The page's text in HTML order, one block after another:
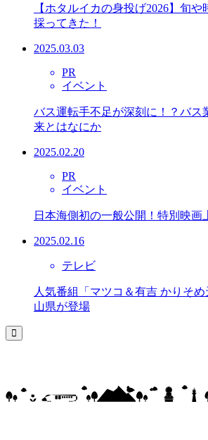
【ホタルイカの身投げ2026】旬
採ってきた！
2025.03.03
PR
イベント
バス運転手不足が深刻に！？バス
来とはなにか
2025.02.20
PR
イベント
日本海側初の一般公開！特別映画
2025.02.16
テレビ
人気番組「マツコ＆有吉 かりそめ
山県が登場